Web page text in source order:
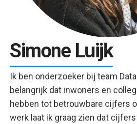
Simone Luijk
Ik ben onderzoeker bij team
belangrijk dat inwoners en
hebben tot betrouwbare cijfers
werk laat ik graag zien dat